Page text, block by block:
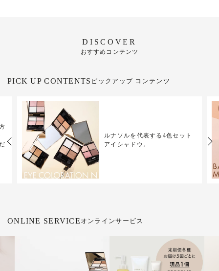
DISCOVER
おすすめコンテンツ
PICK UP CONTENTS ピックアップ コンテンツ
Previous
ルナソルを代表する4色セット
アイシャドウ。
Next
ONLINE SERVICE オンラインサービス